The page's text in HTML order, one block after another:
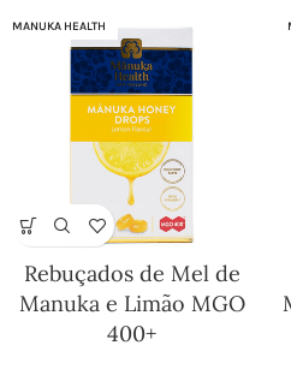
MANUKA HEALTH
Rebuçados de Mel de
Manuka e Limão MGO
400+